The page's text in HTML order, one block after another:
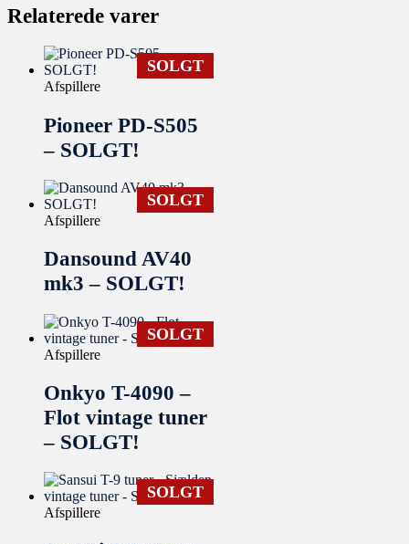
Relaterede varer
SOLGT
Afspillere
Pioneer PD-S505
– SOLGT!
SOLGT
Afspillere
Dansound AV40
mk3 – SOLGT!
SOLGT
Afspillere
Onkyo T-4090 –
Flot vintage tuner
– SOLGT!
SOLGT
Afspillere